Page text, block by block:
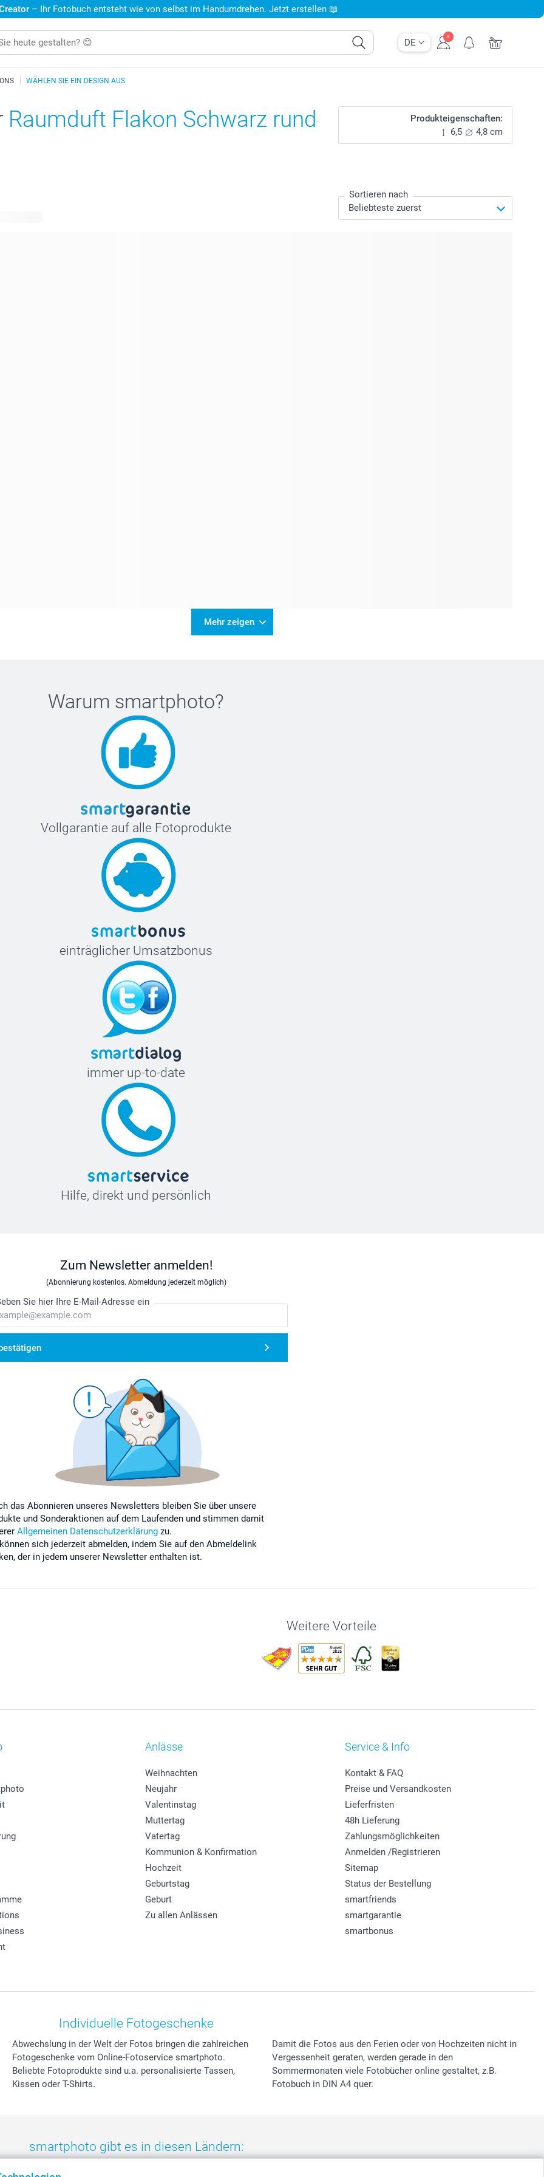
DE
– Ihr Fotobuch entsteht wie von selbst im Handumdrehen. Jetzt erstellen 📖
WÄHLEN SIE EIN DESIGN AUS
Raumduft Flakon Schwarz rund
Produkteigenschaften:
6,5
4,8 cm
Sortieren nach
Mehr zeigen
Warum smartphoto?
Vollgarantie auf alle Fotoprodukte
einträglicher Umsatzbonus
immer up-to-date
Hilfe, direkt und persönlich
Zum Newsletter anmelden!
(Abonnierung kostenlos. Abmeldung jederzeit möglich)
Sie hier Ihre E-Mail-Adresse ein
das Abonnieren unseres Newsletters bleiben Sie über unsere
und Sonderaktionen auf dem Laufenden und stimmen damit
Allgemeinen Datenschutzerklärung zu.
sich jederzeit abmelden, indem Sie auf den Abmeldelink
der in jedem unserer Newsletter enthalten ist.
Weitere Vorteile
Anlässe
Weihnachten
Neujahr
Valentinstag
Muttertag
Vatertag
Kommunion & Konfirmation
Hochzeit
Geburtstag
Geburt
Zu allen Anlässen
Service & Info
Kontakt & FAQ
Preise und Versandkosten
Lieferfristen
48h Lieferung
Zahlungsmöglichkeiten
Anmelden /Registrieren
Sitemap
Status der Bestellung
smartfriends
smartgarantie
smartbonus
Individuelle Fotogeschenke
Abwechslung in der Welt der Fotos bringen die zahlreichen
Fotogeschenke vom Online-Fotoservice smartphoto.
Beliebte Fotoprodukte sind u.a. personalisierte Tassen,
Kissen oder T-Shirts.
Damit die Fotos aus den Ferien oder von Hochzeiten nicht in
Vergessenheit geraten, werden gerade in den
Sommermonaten viele Fotobücher online gestaltet, z.B.
Fotobuch in DIN A4 quer.
smartphoto gibt es in diesen Ländern: